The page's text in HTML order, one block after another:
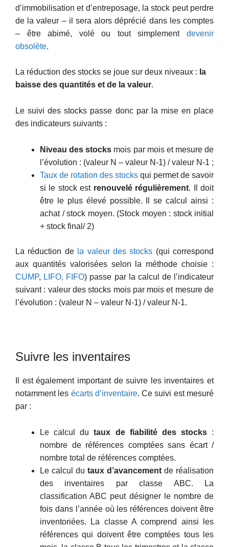
d’immobilisation et d’entreposage, la stock peut perdre
de la valeur – il sera alors déprécié dans les comptes
– être abimé, volé ou tout simplement devenir
obsolète.
La réduction des stocks se joue sur deux niveaux : la
baisse des quantités et de la valeur.
Le suivi des stocks passe donc par la mise en place
des indicateurs suivants :
Niveau des stocks mois par mois et mesure de
l’évolution : (valeur N – valeur N-1) / valeur N-1 ;
Taux de rotation des stocks qui permet de savoir
si le stock est renouvelé régulièrement. Il doit
être le plus élevé possible. Il se calcul ainsi :
achat / stock moyen. (Stock moyen : stock initial
+ stock final/ 2)
La réduction de la valeur des stocks (qui correspond
aux quantités valorisées selon la méthode choisie :
CUMP, LIFO, FIFO) passe par la calcul de l’indicateur
suivant : valeur des stocks mois par mois et mesure de
l’évolution : (valeur N – valeur N-1) / valeur N-1.
Suivre les inventaires
Il est également important de suivre les inventaires et
notamment les écarts d’inventaire. Ce suivi est mesuré
par :
Le calcul dutaux de fiabilité des stocks:
nombre de références comptées sans écart /
nombre total de références comptées.
Le calcul du taux d’avancement de réalisation
des inventaires par classe ABC. La
classification ABC peut désigner le nombre de
fois dans l’année où les références doivent être
inventoriées. La classe A comprend ainsi les
références qui doivent être comptées tous les